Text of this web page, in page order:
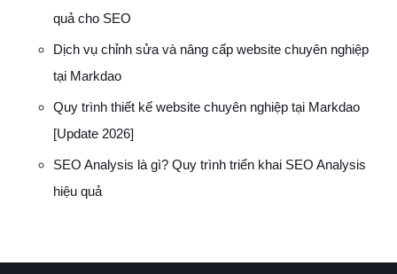
quả cho SEO
Dịch vụ chỉnh sửa và nâng cấp website chuyên nghiệp
tại Markdao
Quy trình thiết kế website chuyên nghiệp tại Markdao
[Update 2026]
SEO Analysis là gì? Quy trình triển khai SEO Analysis
hiệu quả